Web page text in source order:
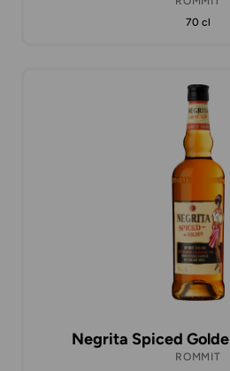
70 cl
Negrita Spiced
ROMMIT